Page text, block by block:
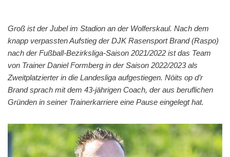
Groß ist der Jubel im Stadion an der Wolferskaul. Nach dem
knapp verpassten Aufstieg der DJK Rasensport Brand (Raspo)
nach der Fußball-Bezirksliga-Saison 2021/2022 ist das Team
von Trainer Daniel Formberg in der Saison 2022/2023 als
Zweitplatzierter in die Landesliga aufgestiegen. Nöits op d’r
Brand sprach mit dem 43-jährigen Coach, der aus beruflichen
Gründen in seiner Trainerkarriere eine Pause eingelegt hat.